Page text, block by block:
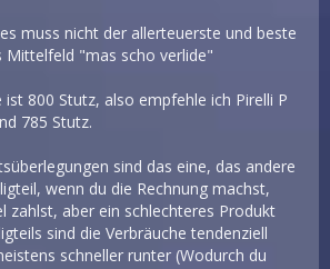
muss nicht der allerteuerste und beste
Mittelfeld "mas scho verlide"
800 Stutz, also empfehle ich Pirelli P
785 Stutz.
sind das eine, das andere
wenn du die Rechnung machst,
zahlst, aber ein schlechteres Produkt
sind die Verbräuche tendenziell
schneller runter (Wodurch du